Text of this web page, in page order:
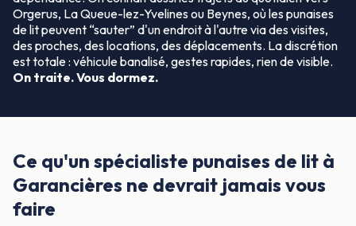
Orgerus, La Queue-lez-Yvelines ou Beynes, où les punaises
de lit peuvent “sauter” d'un endroit à l'autre via des visites,
des proches, des locations, des déplacements. La discrétion
est totale : véhicule banalisé, gestes rapides, rien de visible.
On traite. Vous dormez.
Ce qu'un spécialiste punaises de lit à
Garancières ne devrait jamais vous
faire